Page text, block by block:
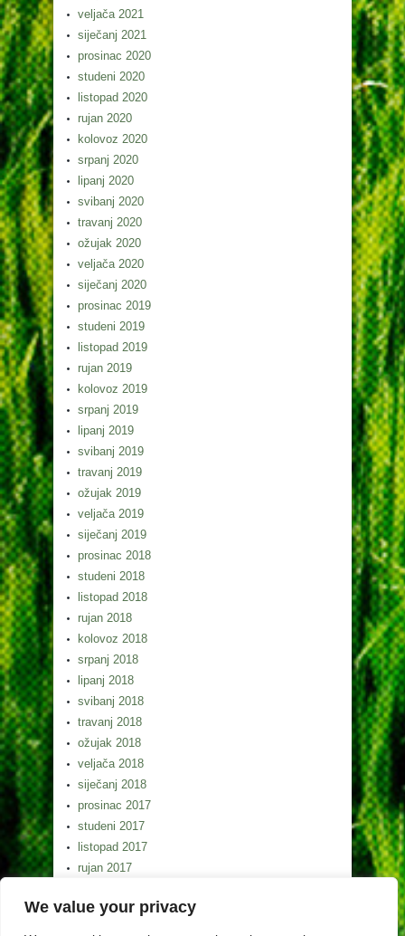
We value your privacy
veljača 2021
siječanj 2021
prosinac 2020
studeni 2020
listopad 2020
rujan 2020
kolovoz 2020
srpanj 2020
lipanj 2020
svibanj 2020
travanj 2020
ožujak 2020
veljača 2020
siječanj 2020
prosinac 2019
studeni 2019
listopad 2019
rujan 2019
kolovoz 2019
srpanj 2019
lipanj 2019
svibanj 2019
travanj 2019
ožujak 2019
veljača 2019
siječanj 2019
prosinac 2018
studeni 2018
listopad 2018
rujan 2018
kolovoz 2018
srpanj 2018
lipanj 2018
svibanj 2018
travanj 2018
ožujak 2018
veljača 2018
siječanj 2018
prosinac 2017
studeni 2017
listopad 2017
rujan 2017
srpanj 2017